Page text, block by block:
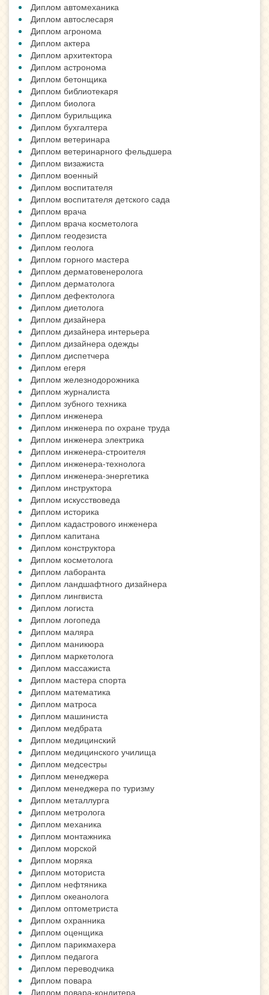
Диплом автомеханика
Диплом автослесаря
Диплом агронома
Диплом актера
Диплом архитектора
Диплом астронома
Диплом бетонщика
Диплом библиотекаря
Диплом биолога
Диплом бурильщика
Диплом бухгалтера
Диплом ветеринара
Диплом ветеринарного фельдшера
Диплом визажиста
Диплом военный
Диплом воспитателя
Диплом воспитателя детского сада
Диплом врача
Диплом врача косметолога
Диплом геодезиста
Диплом геолога
Диплом горного мастера
Диплом дерматовенеролога
Диплом дерматолога
Диплом дефектолога
Диплом диетолога
Диплом дизайнера
Диплом дизайнера интерьера
Диплом дизайнера одежды
Диплом диспетчера
Диплом егеря
Диплом железнодорожника
Диплом журналиста
Диплом зубного техника
Диплом инженера
Диплом инженера по охране труда
Диплом инженера электрика
Диплом инженера-строителя
Диплом инженера-технолога
Диплом инженера-энергетика
Диплом инструктора
Диплом искусствоведа
Диплом историка
Диплом кадастрового инженера
Диплом капитана
Диплом конструктора
Диплом косметолога
Диплом лаборанта
Диплом ландшафтного дизайнера
Диплом лингвиста
Диплом логиста
Диплом логопеда
Диплом маляра
Диплом маникюра
Диплом маркетолога
Диплом массажиста
Диплом мастера спорта
Диплом математика
Диплом матроса
Диплом машиниста
Диплом медбрата
Диплом медицинский
Диплом медицинского училища
Диплом медсестры
Диплом менеджера
Диплом менеджера по туризму
Диплом металлурга
Диплом метролога
Диплом механика
Диплом монтажника
Диплом морской
Диплом моряка
Диплом моториста
Диплом нефтяника
Диплом океанолога
Диплом оптометриста
Диплом охранника
Диплом оценщика
Диплом парикмахера
Диплом педагога
Диплом переводчика
Диплом повара
Диплом повара-кондитера